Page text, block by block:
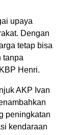
upaya
Dengan
tetap bisa
tanpa
Henri.
AKP Ivan
peningkatan
kendaraan